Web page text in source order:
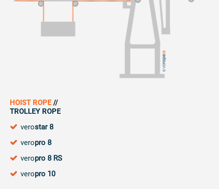
HOIST ROPE //
TROLLEY ROPE
verostar 8
veropro 8
veropro 8 RS
veropro 10